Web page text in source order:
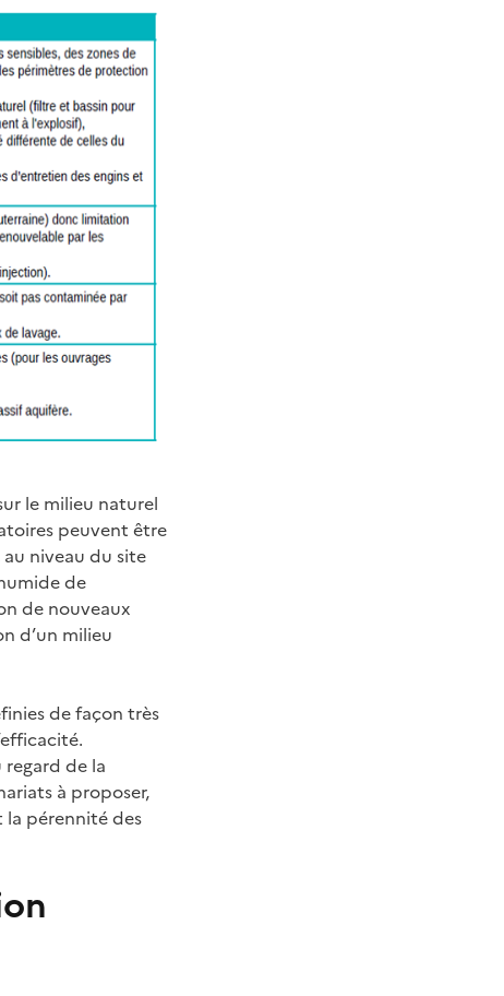
le milieu naturel
peuvent être
niveau du site
de
de nouveaux
d’un milieu
de façon très
de la
à proposer,
la pérennité des